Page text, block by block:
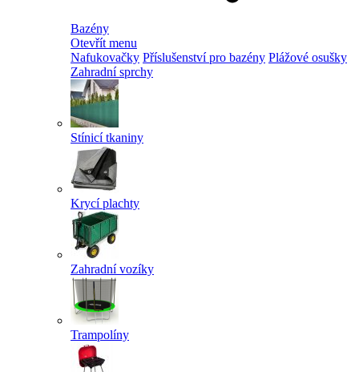
Bazény
Otevřít menu
Nafukovačky Příslušenství pro bazény Plážové osušky
Zahradní sprchy
Stínicí tkaniny
Krycí plachty
Zahradní vozíky
Trampolíny